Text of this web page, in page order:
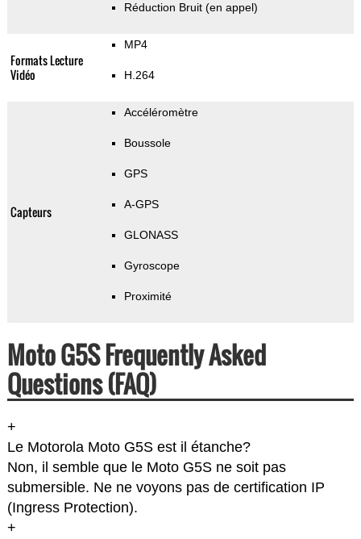
Réduction Bruit (en appel)
Formats Lecture
Vidéo
MP4
H.264
Capteurs
Accéléromètre
Boussole
GPS
A-GPS
GLONASS
Gyroscope
Proximité
Moto G5S Frequently Asked
Questions (FAQ)
+
Le Motorola Moto G5S est il étanche?
Non, il semble que le Moto G5S ne soit pas
submersible. Ne ne voyons pas de certification IP
(Ingress Protection).
+